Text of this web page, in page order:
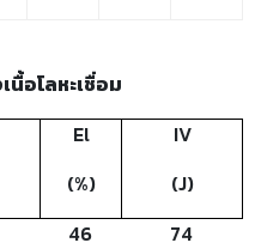
อโลหะเชื่อม
El
(%)
IV
(J)
46 74